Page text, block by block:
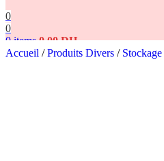
0
0
0items 0,00DH
Search
Accueil / Produits Divers / Stockage